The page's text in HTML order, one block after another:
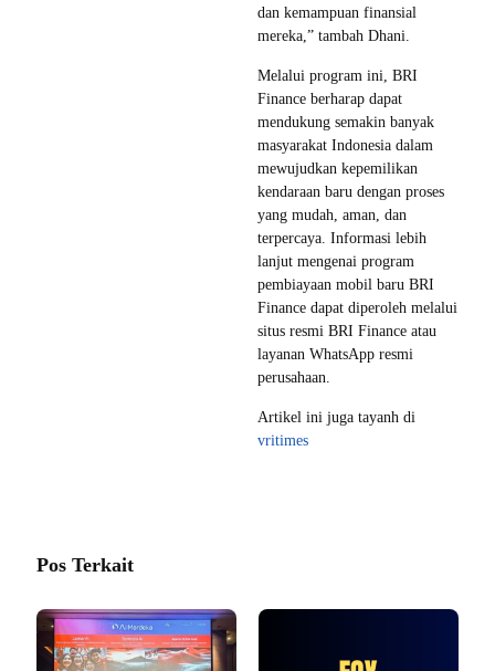
dan kemampuan finansial
mereka,” tambah Dhani.
Melalui program ini, BRI
Finance berharap dapat
mendukung semakin banyak
masyarakat Indonesia dalam
mewujudkan kepemilikan
kendaraan baru dengan proses
yang mudah, aman, dan
terpercaya. Informasi lebih
lanjut mengenai program
pembiayaan mobil baru BRI
Finance dapat diperoleh melalui
situs resmi BRI Finance atau
layanan WhatsApp resmi
perusahaan.
Artikel ini juga tayanh di
vritimes
Pos Terkait